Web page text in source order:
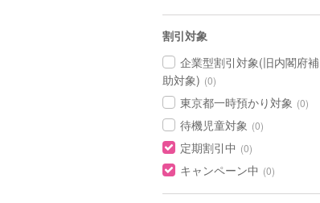
割引対象
企業型割引対象(旧内閣府補
助対象) (0)
東京都一時預かり対象 (0)
待機児童対象 (0)
定期割引中 (0)
キャンペーン中 (0)